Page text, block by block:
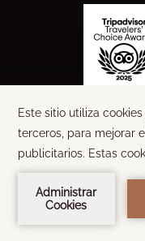
RESERVA AHORA
©
TEXTO Y